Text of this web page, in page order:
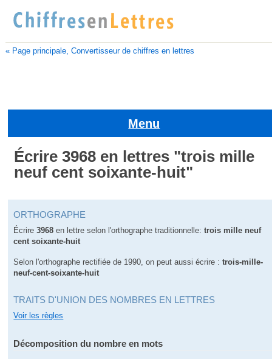
« Page principale, Convertisseur de chiffres en lettres
Menu
Écrire 3968 en lettres "trois mille
neuf cent soixante-huit"
ORTHOGRAPHE
Écrire3968 en lettre selon l'orthographe traditionnelle:trois mille neuf
cent soixante-huit
Selon l'orthographe rectifiée de 1990, on peut aussi écrire :trois-mille-
neuf-cent-soixante-huit
TRAITS D'UNION DES NOMBRES EN LETTRES
Voir les règles
Décomposition du nombre en mots